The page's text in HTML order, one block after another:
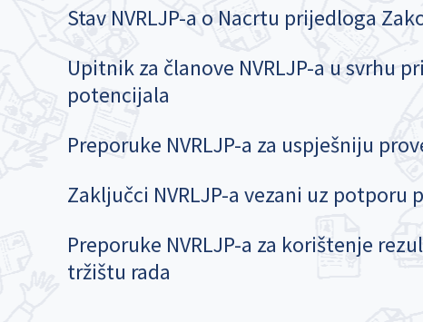
Stav NVRLJP-a o Nacrtu prijedloga
Upitnik za članove NVRLJP-a u svrhu
potencijala
Preporuke NVRLJP-a za uspješniju
Zaključci NVRLJP-a vezani uz
Preporuke NVRLJP-a za korištenje
tržištu rada